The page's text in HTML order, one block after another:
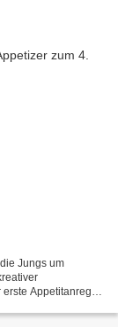
Jungs um
Appetitanreger